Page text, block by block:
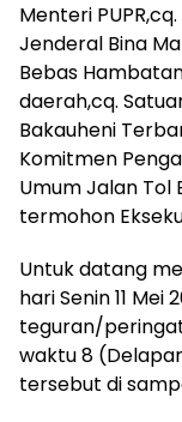
Menteri
Jenderal Bina
Bebas
daerah,cq.
Bakauheni
Komitmen
Umum Jalan Tol
termohon
Untuk datang
hari Senin 11 Mei
teguran/
waktu 8
tersebut di